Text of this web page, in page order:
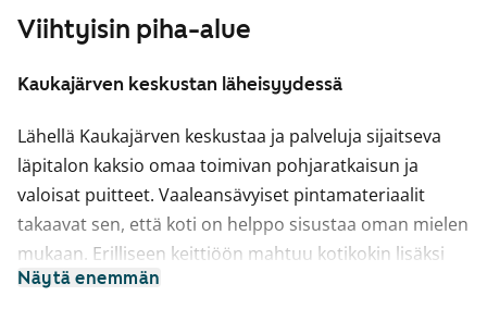
Viihtyisin piha-alue
Kaukajärven keskustan läheisyydessä
Lähellä Kaukajärven keskustaa ja palveluja sijaitseva
läpitalon kaksio omaa toimivan pohjaratkaisun ja
valoisat puitteet. Vaaleansävyiset pintamateriaalit
takaavat sen, että koti on helppo sisustaa oman mielen
mukaan. Erilliseen keittiöön mahtuu kotikokin lisäksi
ruokapöytä ja vaatehuone pitää huolta, ettei
Näytä enemmän